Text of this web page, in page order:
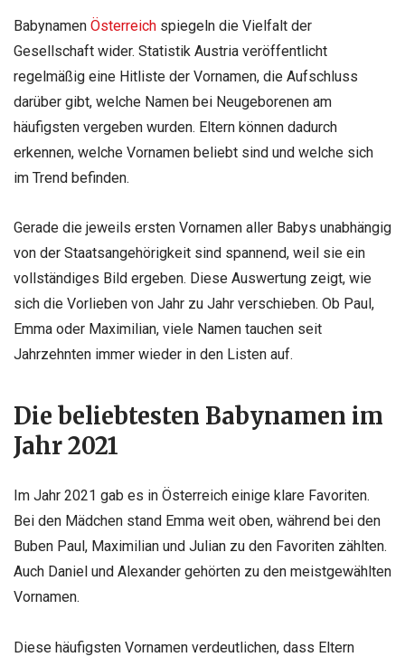
Babynamen Österreich spiegeln die Vielfalt der
Gesellschaft wider. Statistik Austria veröffentlicht
regelmäßig eine Hitliste der Vornamen, die Aufschluss
darüber gibt, welche Namen bei Neugeborenen am
häufigsten vergeben wurden. Eltern können dadurch
erkennen, welche Vornamen beliebt sind und welche sich
im Trend befinden.
Gerade die jeweils ersten Vornamen aller Babys unabhängig
von der Staatsangehörigkeit sind spannend, weil sie ein
vollständiges Bild ergeben. Diese Auswertung zeigt, wie
sich die Vorlieben von Jahr zu Jahr verschieben. Ob Paul,
Emma oder Maximilian, viele Namen tauchen seit
Jahrzehnten immer wieder in den Listen auf.
Die beliebtesten Babynamen im
Jahr 2021
Im Jahr 2021 gab es in Österreich einige klare Favoriten.
Bei den Mädchen stand Emma weit oben, während bei den
Buben Paul, Maximilian und Julian zu den Favoriten zählten.
Auch Daniel und Alexander gehörten zu den meistgewählten
Vornamen.
Diese häufigsten Vornamen verdeutlichen, dass Eltern